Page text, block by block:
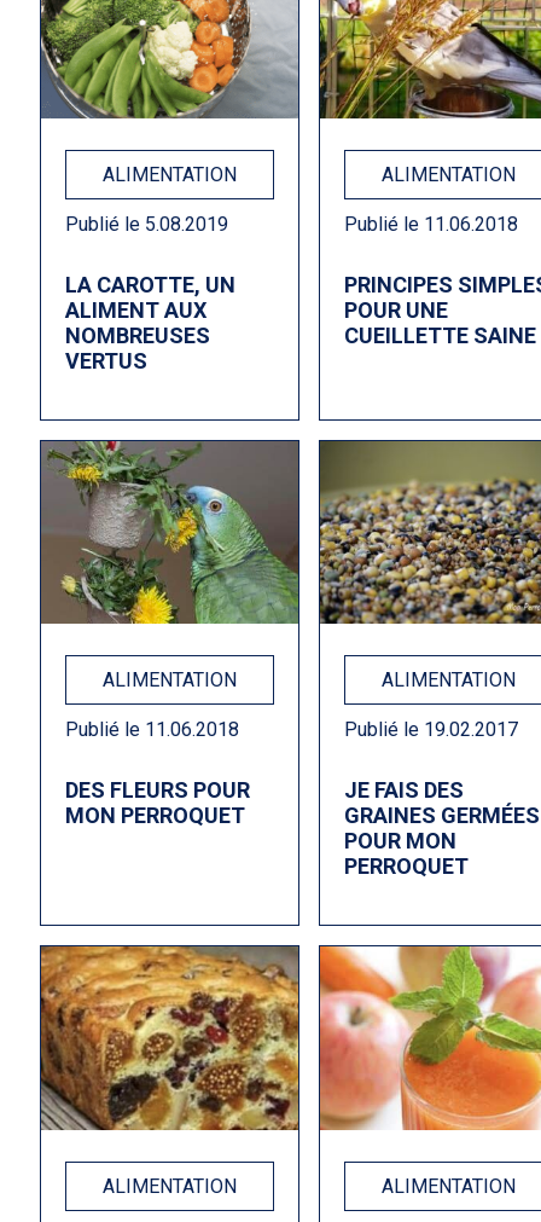
ALIMENTATION
Publié le 5.08.2019
LA CAROTTE, UN
ALIMENT AUX
NOMBREUSES
VERTUS
ALIMENTATION
Publié le 11.06.2018
PRINCIPES
POUR UNE
CUEILLETTE SAINE
ALIMENTATION
Publié le 11.06.2018
DES FLEURS POUR
MON PERROQUET
ALIMENTATION
Publié le 19.02.2017
JE FAIS DES
GRAINES GERMÉES
POUR MON
PERROQUET
ALIMENTATION ALIMENTATION